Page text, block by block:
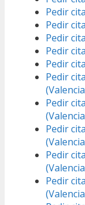
Pedir
Pedir
Pedir
Pedir
Pedir
Pedir
Pedir
Pedir
Pedir
Pedir